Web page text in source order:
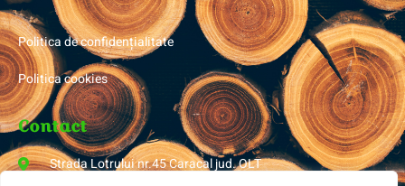
Politica de confidențialitate
Politica cookies
Contact
Strada Lotrului nr.45 Caracal jud. OLT